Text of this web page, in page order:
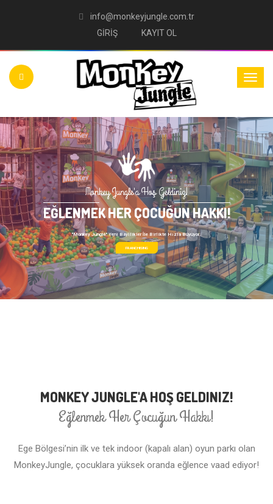
info@monkeyjungle.com.tr
GİRİŞ
KAYIT OL
Monkey Jungle'a Hoş Geldiniz!
EĞLENMEK HER ÇOCUĞUN HAKKI!
"Monkey Jungle" Yeni Bayilikler İle Birlikte Hızla Büyüyor..
FRANCHISING
MONKEY JUNGLE'A HOŞ GELDINIZ!
Eğlenmek Her Çocuğun Hakkı!
Ege Bölgesi’nin ilk ve tek indoor (kapalı alan) oyun parkı olan
MonkeyJungle, çocuklara yüksek oranda eğlence vaad ediyor!